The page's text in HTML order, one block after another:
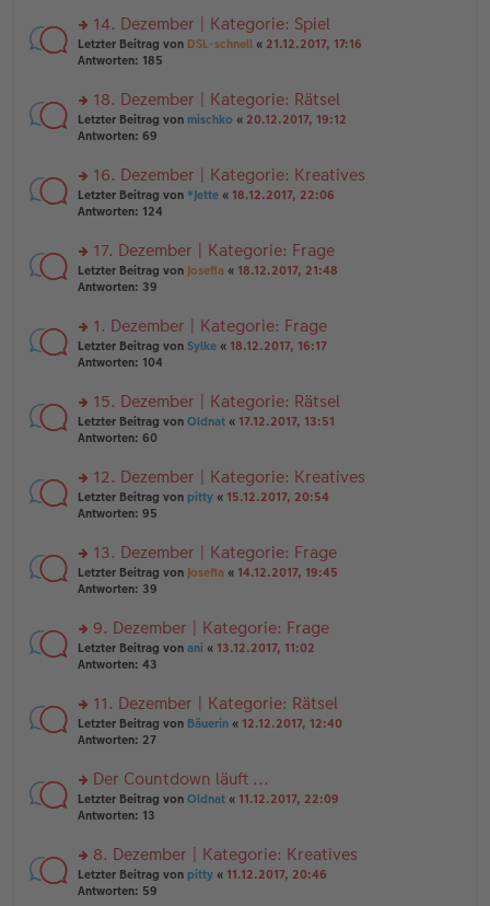
tr
a
g
e
n
er
tr
a
g
n
g
el
e
n
er
tr
a
g
rs
te
n
g
el
e
n
er
tr
a
g
14. Dezember | Kategorie: Spiel
Letzter Beitrag von DSL-schnell « 21.12.2017, 17:16
Antworten: 185
rs
te
n
g
el
e
n
er
tr
a
g
18. Dezember | Kategorie: Rätsel
Letzter Beitrag von mischko « 20.12.2017, 19:12
Antworten: 69
rs
te
n
g
el
e
n
er
tr
a
g
16. Dezember | Kategorie: Kreatives
Letzter Beitrag von *Jette « 18.12.2017, 22:06
Antworten: 124
rs
te
n
g
el
e
n
er
tr
a
g
17. Dezember | Kategorie: Frage
Letzter Beitrag von Josefia « 18.12.2017, 21:48
Antworten: 39
rs
te
n
g
el
e
n
er
tr
a
g
1. Dezember | Kategorie: Frage
Letzter Beitrag von Sylke « 18.12.2017, 16:17
Antworten: 104
rs
te
n
g
el
e
n
er
tr
a
g
15. Dezember | Kategorie: Rätsel
Letzter Beitrag von Oldnat « 17.12.2017, 13:51
Antworten: 60
rs
te
n
g
el
e
n
er
tr
a
g
12. Dezember | Kategorie: Kreatives
Letzter Beitrag von pitty « 15.12.2017, 20:54
Antworten: 95
rs
te
n
g
el
e
n
er
tr
a
g
13. Dezember | Kategorie: Frage
Letzter Beitrag von Josefia « 14.12.2017, 19:45
Antworten: 39
rs
te
n
g
el
e
n
er
tr
a
g
9. Dezember | Kategorie: Frage
Letzter Beitrag von ani « 13.12.2017, 11:02
Antworten: 43
rs
te
n
g
el
e
n
er
11. Dezember | Kategorie: Rätsel
Letzter Beitrag von Bäuerin « 12.12.2017, 12:40
Antworten: 27
rs
te
n
g
el
Der Countdown läuft ...
Letzter Beitrag von Oldnat « 11.12.2017, 22:09
Antworten: 13
rs
te
8. Dezember | Kategorie: Kreatives
Letzter Beitrag von pitty « 11.12.2017, 20:46
Antworten: 59